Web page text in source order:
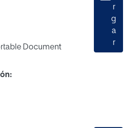
Document
r
g
a
r